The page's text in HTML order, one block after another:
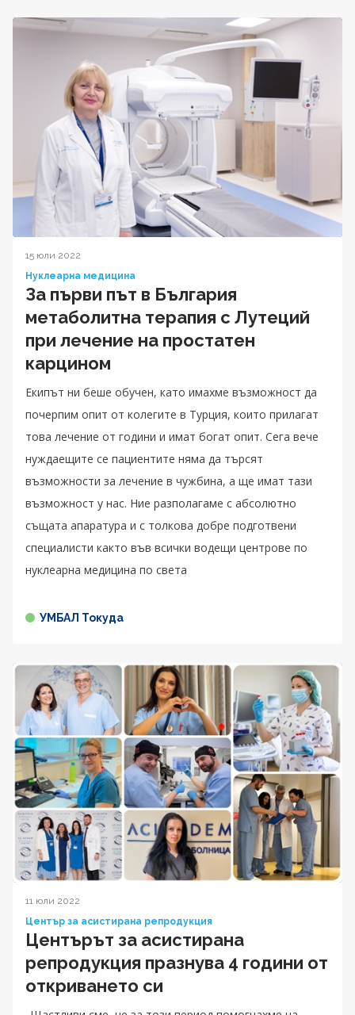
15 юли 2022
Нуклеарна медицина
За първи път в България
метаболитна терапия с Лутеций
при лечение на простатен
карцином
Екипът ни беше обучен, като имахме възможност да
почерпим опит от колегите в Турция, които прилагат
това лечение от години и имат богат опит. Сега вече
нуждаещите се пациентите няма да търсят
възможности за лечение в чужбина, а ще имат тази
възможност у нас. Ние разполагаме с абсолютно
същата апаратура и с толкова добре подготвени
специалисти както във всички водещи центрове по
нуклеарна медицина по света
УМБАЛ Токуда
11 юли 2022
Център за асистирана репродукция
Центърът за асистирана
репродукция празнува 4 години от
откриването си